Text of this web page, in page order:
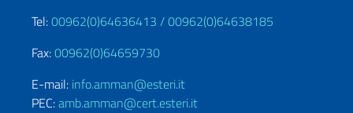
Tel:00962(0)64636413 /00962(0)64638185
Fax:00962(0)64659730
E-mail: info.amman@esteri.it
PEC:amb.amman@cert.esteri.it